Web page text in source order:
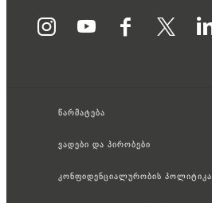
წარმატება
ვადები და პირობები
კონფიდენციალურობის პოლიტიკა